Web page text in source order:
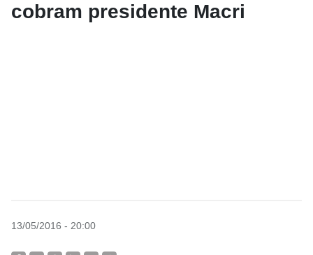
cobram presidente Macri
13/05/2016 - 20:00